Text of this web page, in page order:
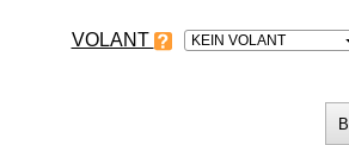
VOLANT KEIN VOLANT